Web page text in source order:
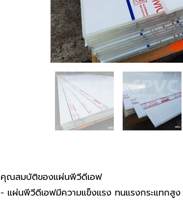
คุณสมบัติของแผ่นพีวีดีเอฟ
- แผ่นพีวีดีเอฟมีความแข็งแรง ทนแรงกระแทกสูง